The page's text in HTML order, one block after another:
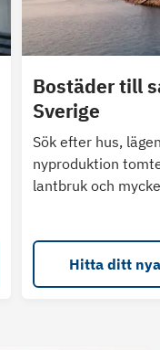
Bostäder till
Sverige
Sök efter hus,
nyproduktion
lantbruk och
Hitta ditt